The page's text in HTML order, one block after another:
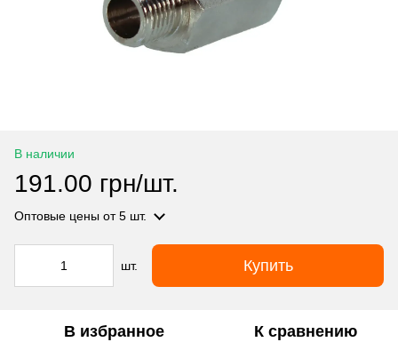
В наличии
191.00 грн/шт.
Оптовые цены от 5 шт.
шт. Купить
В избранное К сравнению